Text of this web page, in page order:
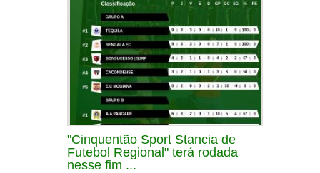
"Cinquentão Sport Stancia de
Futebol Regional" terá rodada
nesse fim ...